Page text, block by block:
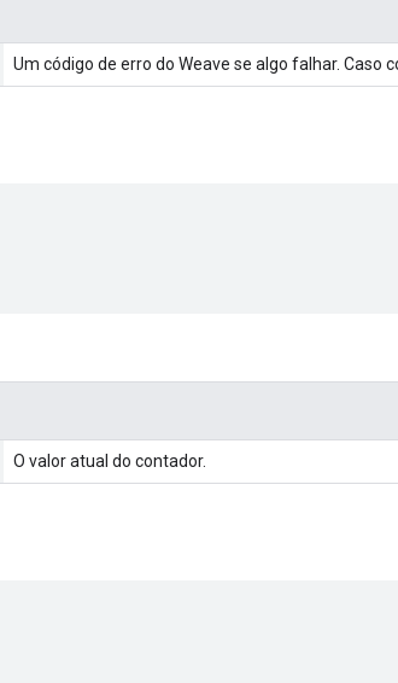
Um código de erro do Weave se algo falhar. Caso
O valor atual do contador.